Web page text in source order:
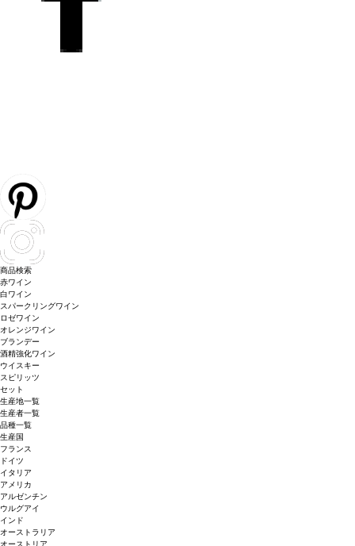
商品検索
赤ワイン
白ワイン
スパークリングワイン
ロゼワイン
オレンジワイン
ブランデー
酒精強化ワイン
ウイスキー
スピリッツ
セット
生産地一覧
生産者一覧
品種一覧
生産国
フランス
ドイツ
イタリア
アメリカ
アルゼンチン
ウルグアイ
インド
オーストラリア
オーストリア